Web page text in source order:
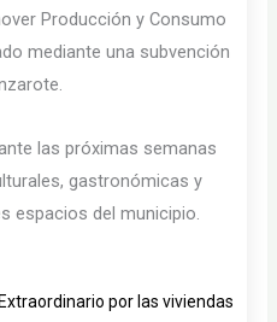
Producción y Consumo
mediante una subvención
las próximas semanas
gastronómicas y
espacios del municipio.
por las viviendas
Siguiente